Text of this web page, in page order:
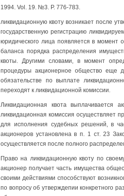
1994. Vol. 19. №3. P. 776-783.
ликвидационную квоту возникает после
государственную регист­рацию
юридического лица появляется в момент
баланса порядка распределения
квоты. Другими словами, в момент
процедуры акционерное общество еще
обязательстве по выплате
переходят к ликвидационной комиссии.
Ликвидационная квота выплачивается
ликвидационная комиссия осуществляет
для исполнения судебных решений, в
акционеров установлена в п. 1 ст. 23
осуществляется после полного
Право на ликвидационную квоту по
акционер получает часть имущества
своими действиями способствуют
по вопросу об утверждепии конкретного